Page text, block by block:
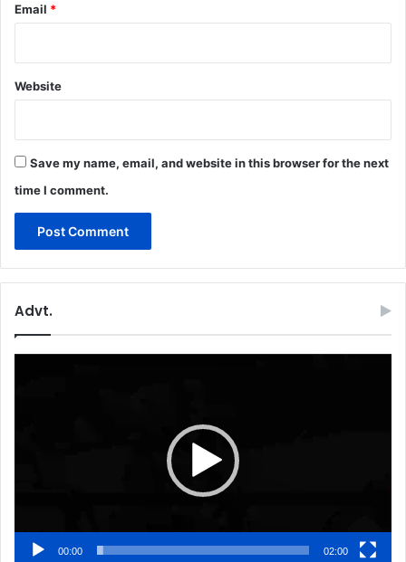
Email *
Website
Save my name, email, and website in this browser for the next
time I comment.
Advt.
00:00 02:00